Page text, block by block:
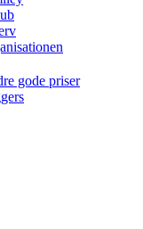
gode priser